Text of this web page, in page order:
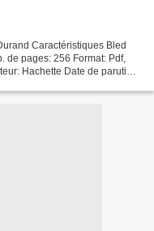
Caractéristiques Bled
de pages: 256 Format: Pdf,
Hachette Date de parution: